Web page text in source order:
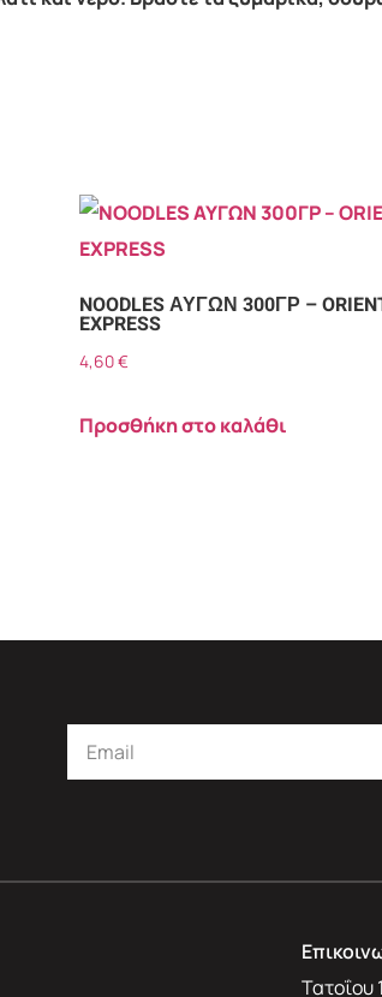
NOODLES ΑΥΓΩΝ 300ΓΡ –
EXPRESS
4,60€
Προσθήκη στο καλάθι
Τατοΐου